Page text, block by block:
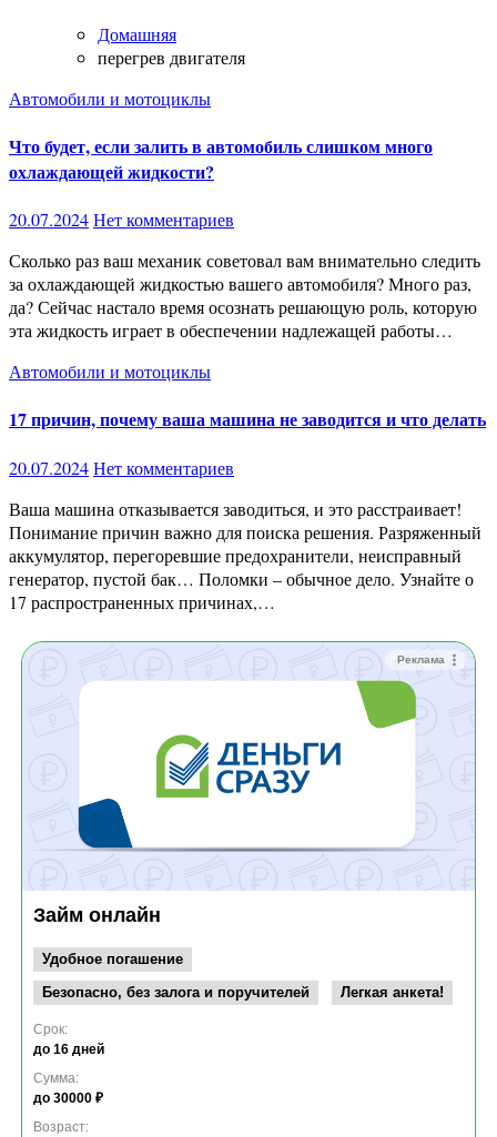
Домашняя
перегрев двигателя
Автомобили и мотоциклы
Что будет, если залить в автомобиль слишком много
охлаждающей жидкости?
20.07.2024Нет комментариев
Сколько раз ваш механик советовал вам внимательно следить
за охлаждающей жидкостью вашего автомобиля? Много раз,
да? Сейчас настало время осознать решающую роль, которую
эта жидкость играет в обеспечении надлежащей работы…
Автомобили и мотоциклы
17 причин, почему ваша машина не заводится и что делать
20.07.2024Нет комментариев
Ваша машина отказывается заводиться, и это расстраивает!
Понимание причин важно для поиска решения. Разряженный
аккумулятор, перегоревшие предохранители, неисправный
генератор, пустой бак… Поломки – обычное дело. Узнайте о
17 распространенных причинах,…
Реклама
Займ онлайн
Удобное погашение
Безопасно, без залога и поручителей
Легкая анкета!
Срок:
до 16 дней
Сумма:
до 30000 ₽
Возраст: